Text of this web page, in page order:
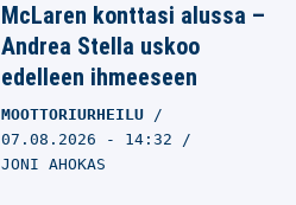
McLaren konttasi alussa –
Andrea Stella uskoo
edelleen ihmeeseen
MOOTTORIURHEILU
07.08.2026 - 14:32
JONI AHOKAS